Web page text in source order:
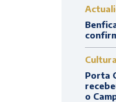
Cultura
Porta
o